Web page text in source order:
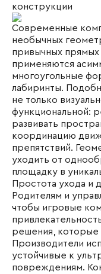
конструкции
Современные
необычных
привычных
применяются
многоугольные
лабиринты.
не только
функциональной:
развивать
координацию
препятствий.
уходить от
площадку в
Простота ухода и
Родителям и
чтобы игровые
решения, которые
Производители
устойчивые к
повреждениям.